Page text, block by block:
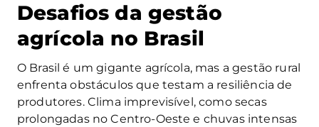
Desafios da gestão
agrícola no Brasil
O Brasil é um gigante agrícola, mas a gestão rural
enfrenta obstáculos que testam a resiliência de
produtores. Clima imprevisível, como secas
prolongadas no Centro-Oeste e chuvas intensas